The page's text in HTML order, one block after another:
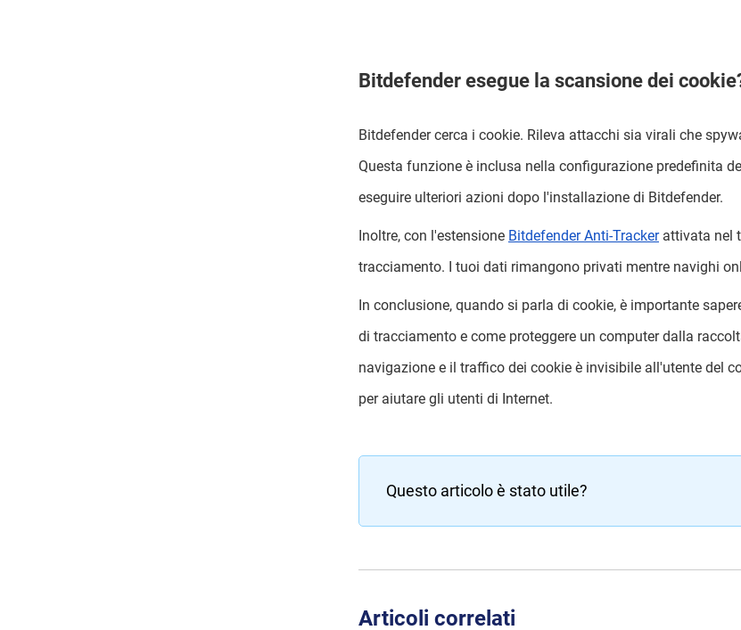
Bitdefender esegue la scansione dei
Bitdefender cerca i cookie. Rileva attacchi sia virali che
Questa funzione è inclusa nella configurazione predefinita
eseguire ulteriori azioni dopo l'installazione di Bitdefender.
Inoltre, con l'estensione Bitdefender Anti-Trackerattivata nel
tracciamento. I tuoi dati rimangono privati ​​mentre navighi
In conclusione, quando si parla di cookie, è importante
di tracciamento e come proteggere un computer dalla
navigazione e il traffico dei cookie è invisibile all'utente del
per aiutare gli utenti di Internet.
Questo articolo è stato utile?
Articoli correlati